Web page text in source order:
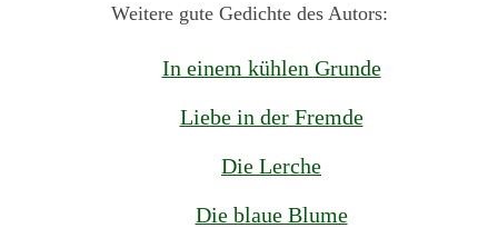
Weitere gute Gedichte des Autors:
In einem kühlen Grunde
Liebe in der Fremde
Die Lerche
Die blaue Blume